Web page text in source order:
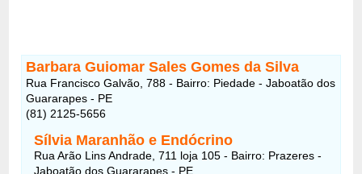
Barbara Guiomar Sales Gomes da Silva
Rua Francisco Galvão, 788 - Bairro: Piedade - Jaboatão dos
Guararapes - PE
(81) 2125-5656
Sílvia Maranhão e Endócrino
Rua Arão Lins Andrade, 711 loja 105 - Bairro: Prazeres -
Jaboatão dos Guararapes - PE